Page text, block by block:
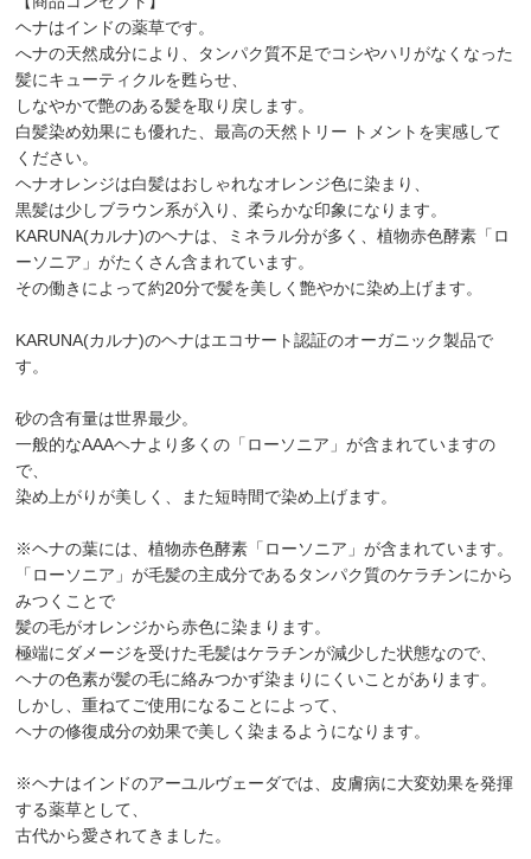
ヘナはインドの薬草です。
へナの天然成分により、タンパク質不足でコシやハリがなくなった
髪にキューティクルを甦らせ、
しなやかで艶のある髪を取り戻します。
白髪染め効果にも優れた、最高の天然トリー トメントを実感して
ください。
ヘナオレンジは白髪はおしゃれなオレンジ色に染まり、
黒髪は少しブラウン系が入り、柔らかな印象になります。
KARUNA(カルナ)のヘナは、ミネラル分が多く、植物赤色酵素「ロ
ーソニア」がたくさん含まれています。
その働きによって約20分で髪を美しく艶やかに染め上げます。
KARUNA(カルナ)のヘナはエコサート認証のオーガニック製品で
す。
砂の含有量は世界最少。
一般的なAAAヘナより多くの「ローソニア」が含まれていますの
で、
染め上がりが美しく、また短時間で染め上げます。
※ヘナの葉には、植物赤色酵素「ローソニア」が含まれています。
「ローソニア」が毛髪の主成分であるタンパク質のケラチンにから
みつくことで
髪の毛がオレンジから赤色に染まります。
極端にダメージを受けた毛髪はケラチンが減少した状態なので、
ヘナの色素が髪の毛に絡みつかず染まりにくいことがあります。
しかし、重ねてご使用になることによって、
ヘナの修復成分の効果で美しく染まるようになります。
※ヘナはインドのアーユルヴェーダでは、皮膚病に大変効果を発揮
する薬草として、
古代から愛されてきました。